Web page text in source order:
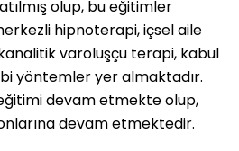
olup, bu eğitimler
hipnoterapi, içsel aile
varoluşçu terapi, kabul
yöntemler yer almaktadır.
devam etmekte olup,
devam etmektedir.